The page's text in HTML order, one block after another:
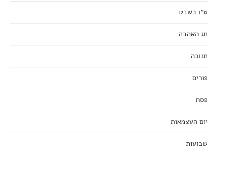
ט”ו בשבט
חג האהבה
חנוכה
פורים
פסח
יום העצמאות
שבועות